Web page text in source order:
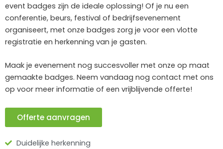
event badges zijn de ideale oplossing! Of je nu een
conferentie, beurs, festival of bedrijfsevenement
organiseert, met onze badges zorg je voor een vlotte
registratie en herkenning van je gasten.
Maak je evenement nog succesvoller met onze op maat
gemaakte badges. Neem vandaag nog contact met ons
op voor meer informatie of een vrijblijvende offerte!
Offerte aanvragen
Duidelijke herkenning